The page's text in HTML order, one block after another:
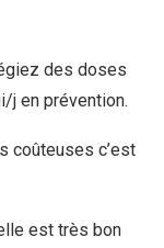
des doses
j en prévention.
coûteuses c’est
est très bon